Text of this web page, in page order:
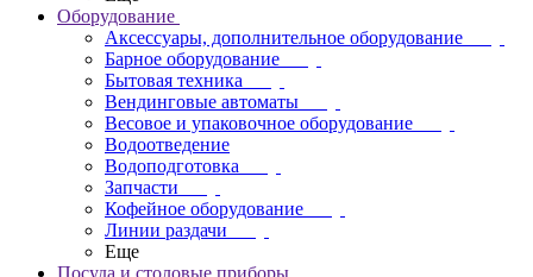
Оборудование
Аксессуары, дополнительное оборудование
Барное оборудование
Бытовая техника
Вендинговые автоматы
Весовое и упаковочное оборудование
Водоотведение
Водоподготовка
Запчасти
Кофейное оборудование
Линии раздачи
Еще
Посуда и столовые приборы